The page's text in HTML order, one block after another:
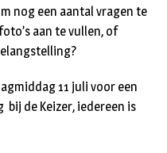
nog een aantal vragen te
aan te vullen, of
11 juli voor een
de Keizer, iedereen is